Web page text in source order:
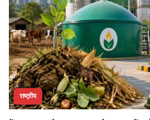
राष्ट्रीय